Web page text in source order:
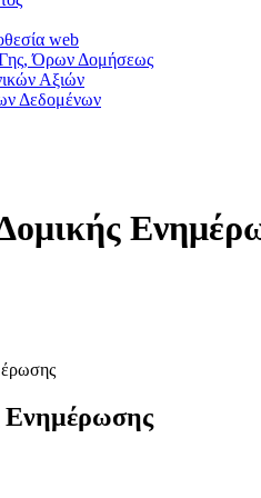
web
Όρων Δομήσεως
Αξιών
Δεδομένων
Ενημέρωσης